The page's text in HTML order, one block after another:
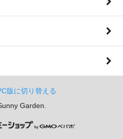
版に切り替える
Garden.